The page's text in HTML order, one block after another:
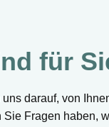
für
darauf, von
Sie Fragen haben,